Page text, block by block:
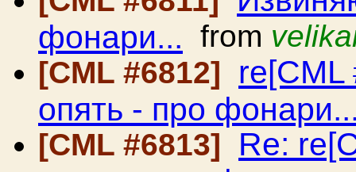
фонари... from
[CML #6812]
re[CML
опять - про
[CML #6813]
Re: